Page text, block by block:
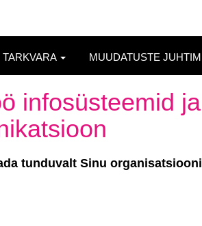
TARKVARA MUUDATUSTE
infosüsteemid ja
tunduvalt Sinu